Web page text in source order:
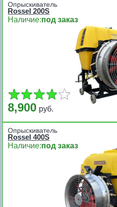
Опрыскиватель
Rossel 200S
Наличие:под заказ
8,900 руб.
Опрыскиватель
Rossel 400S
Наличие:под заказ